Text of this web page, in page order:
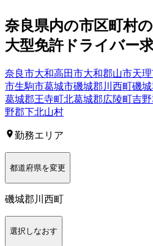
奈良県内の市区町村の
大型免許ドライバー
奈良市大和高田市大和郡山市天
市生駒市葛城市磯城郡川西町磯
葛城郡王寺町北葛城郡広陵町吉
野郡下北山村
勤務エリア
都道府県を変更
磯城郡川西町
選択しなおす